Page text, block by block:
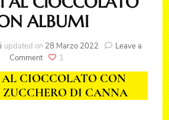
ALBUMI
updated on 28 Marzo 2022
Leave a
Commenton
AL
CIOCCOLATO
1
AL CIOCCOLATO CON
DI CANNA